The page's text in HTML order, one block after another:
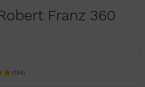
Franz 360
(154)